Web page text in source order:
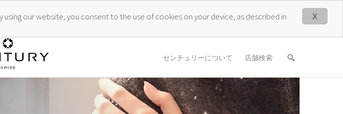
X
our website, you consent to the use of cookies on your device, as described in
センチュリーについて 店舗検索